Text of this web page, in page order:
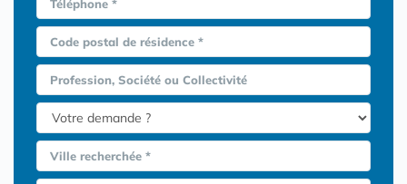
Téléphone *
Code postal de résidence *
Profession, Société ou Collectivité
Ville recherchée *